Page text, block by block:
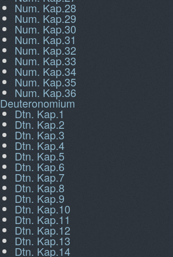
Num. Kap.28
Num. Kap.29
Num. Kap.30
Num. Kap.31
Num. Kap.32
Num. Kap.33
Num. Kap.34
Num. Kap.35
Num. Kap.36
Deuteronomium
Dtn. Kap.1
Dtn. Kap.2
Dtn. Kap.3
Dtn. Kap.4
Dtn. Kap.5
Dtn. Kap.6
Dtn. Kap.7
Dtn. Kap.8
Dtn. Kap.9
Dtn. Kap.10
Dtn. Kap.11
Dtn. Kap.12
Dtn. Kap.13
Dtn. Kap.14